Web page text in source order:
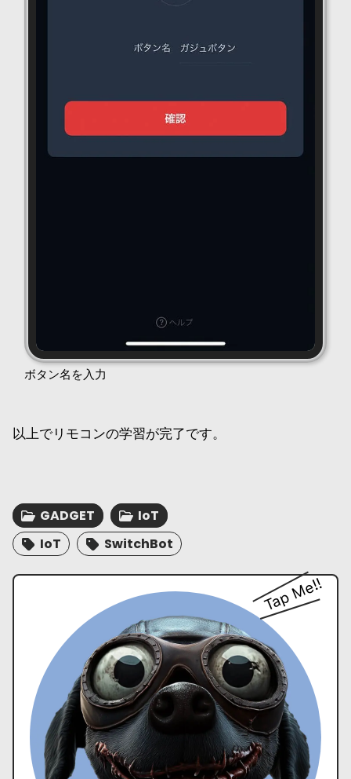
ボタン名を入力
以上でリモコンの学習が完了です。
GADGET
IoT
IoT
SwitchBot
Tap Me!!